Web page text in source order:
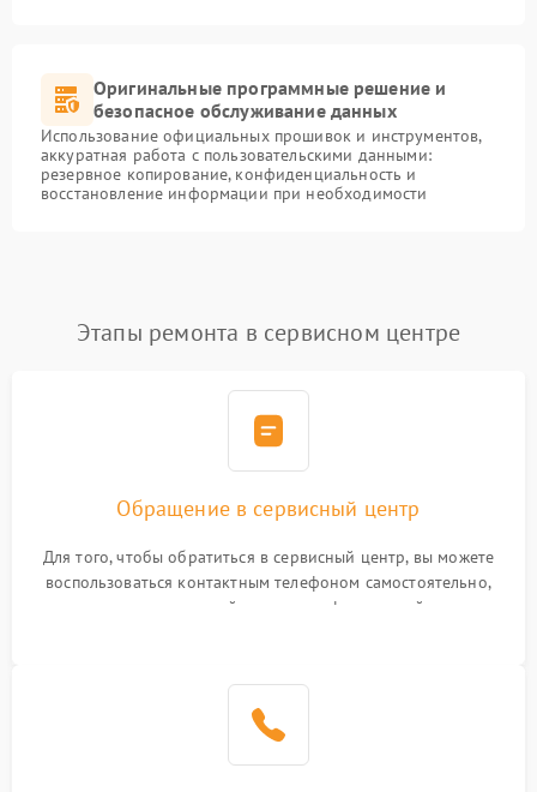
Оригинальные программные решение и
безопасное обслуживание данных
Использование официальных прошивок и инструментов,
аккуратная работа с пользовательскими данными:
резервное копирование, конфиденциальность и
восстановление информации при необходимости
Этапы ремонта в сервисном центре
Обращение в сервисный центр
Для того, чтобы обратиться в сервисный центр, вы можете
воспользоваться контактным телефоном самостоятельно,
или оставить свой номер телефона на сайте